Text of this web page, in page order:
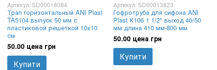
Артикул: SD00018084
Трап горизонтальный ANI Plast
TA5104 выпуск 50 мм с
пластиковой решеткой 10x10
см
50.00 цена грн
Купити
Артикул: SD00013823
Гофротруба для сифона ANI
Plast К106 1 1/2" выход 40/50
мм длина 410 мм-800 мм
50.00 цена грн
Купити